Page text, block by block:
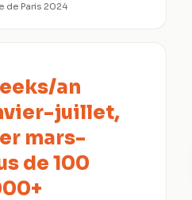
de Paris 2024
an
juillet,
mars-
de 100